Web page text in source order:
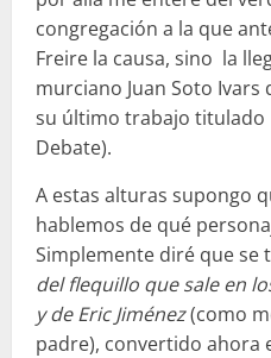
congregación a la que
Freire la causa, sino la
murciano Juan Soto
su último trabajo titulado
Debate).
A estas alturas supongo
hablemos de qué
Simplemente diré que se
del flequillo que sale en
y de Eric Jiménez(como
padre), convertido ahora